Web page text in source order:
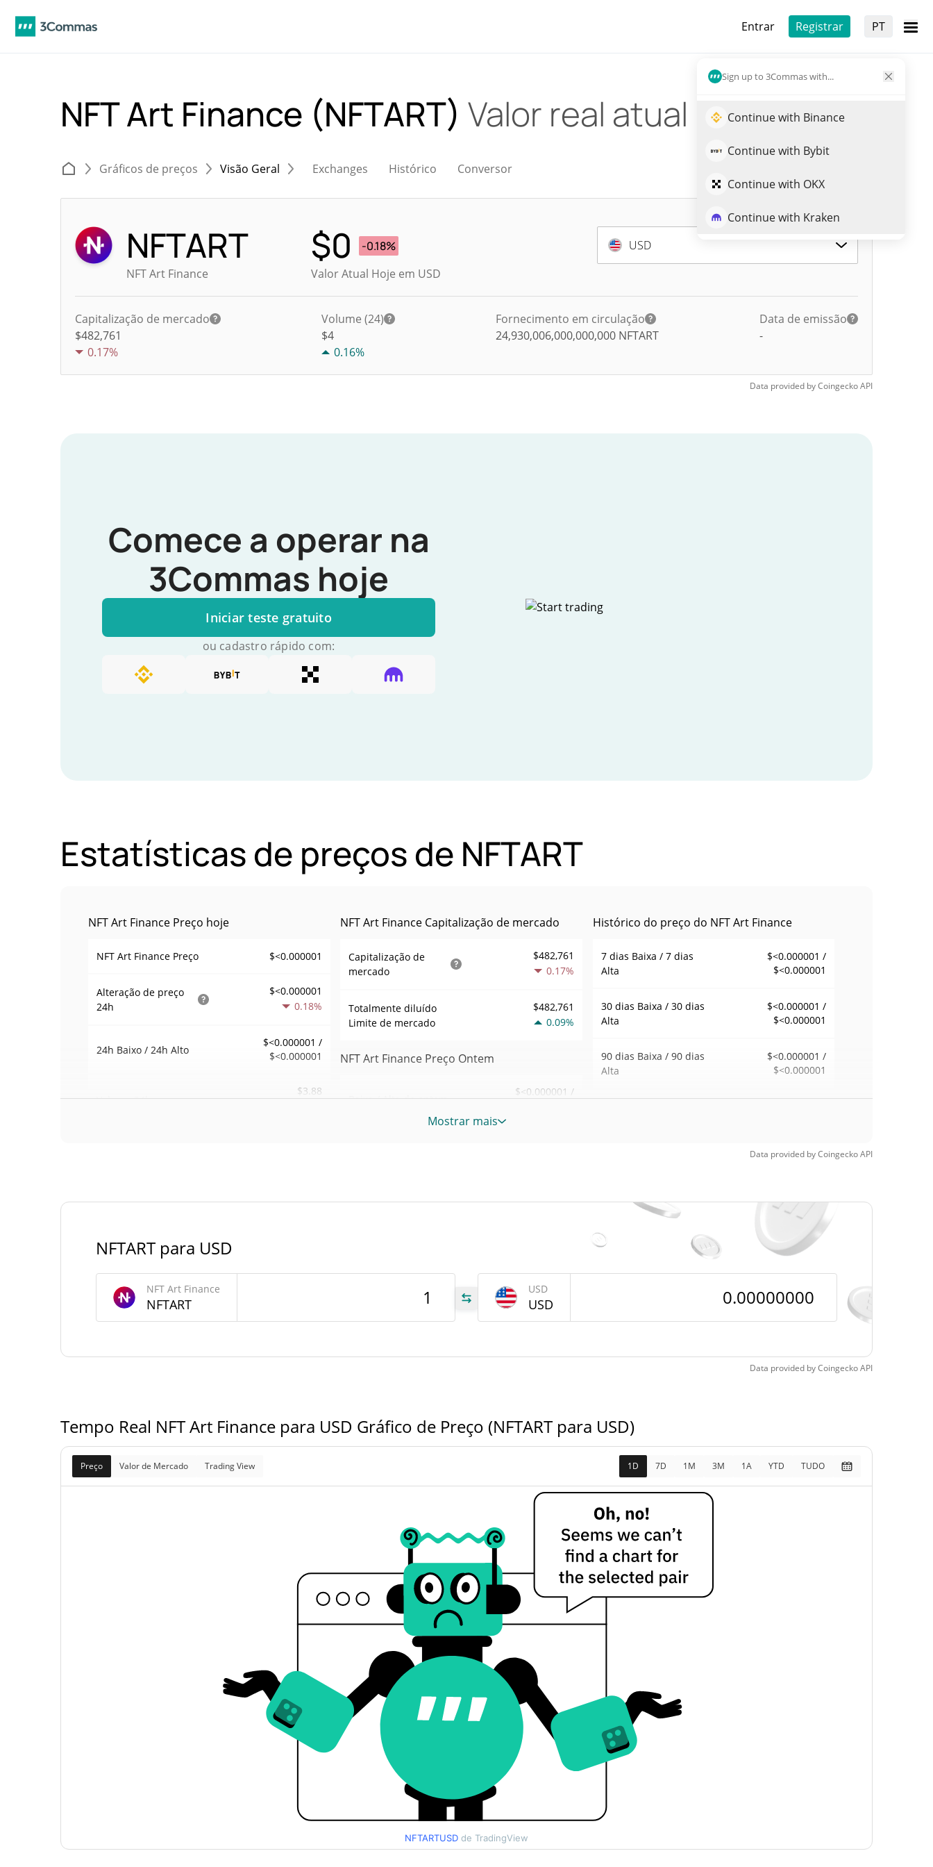
Entrar Registrar PT
Sign up to 3Commas with...
Continue with Binance
Continue with Bybit
Continue with OKX
Continue with Kraken
NFT Art Finance (NFTART) Valor real atual
Gráficos de preços Visão Geral Exchanges Histórico Conversor
NFTART
NFT Art Finance
$0
-0.18%
Valor Atual Hoje em USD
USD
Capitalização de mercado
$482,761
0.17%
Volume (24)
$4
0.16%
Fornecimento em circulação
24,930,006,000,000,000 NFTART
Data de emissão
-
Data provided byCoingeckoAPI
Comece a operar na
3Commas hoje
Iniciar teste gratuito
ou cadastro rápido com:
Estatísticas de preços de NFTART
NFT Art Finance Preço hoje
NFT Art Finance Preço $<0.000001
Alteração de preço
24h
$<0.000001
0.18%
24h Baixo / 24h Alto
$<0.000001 /
$<0.000001
Volume24h
$3.88
Fornecimento de NFT Art Finance
Fornecimento em
circulação
24,930,005,585,016,504
Fornecimento total
NFTART
NFT Art Finance Capitalização de mercado
Capitalização de
mercado
$482,761
0.17%
Totalmente diluído
Limite de mercado
$482,761
0.09%
NFT Art Finance Preço Ontem
Baixa / Alta de ontem
$<0.000001 /
Histórico do preço do NFT Art Finance
7 dias Baixa / 7 dias
Alta
$<0.000001 /
$<0.000001
30 dias Baixa / 30 dias
Alta
$<0.000001 /
$<0.000001
90 dias Baixa / 90 dias
Alta
$<0.000001 /
$<0.000001
Baixa de todos os
tempos
Apr 2, 2026 (4 meses atrás)
$<0.000001
>1000000%
Mostrar mais
Data provided byCoingeckoAPI
NFTART para USD
NFT Art Finance
NFTART
USD
USD
Data provided byCoingeckoAPI
Tempo Real NFT Art Finance para USD Gráfico de Preço (NFTART para USD)
Preço Valor de Mercado Trading View 1D 7D 1M 3M 1A YTD TUDO
NFTARTUSD de TradingView